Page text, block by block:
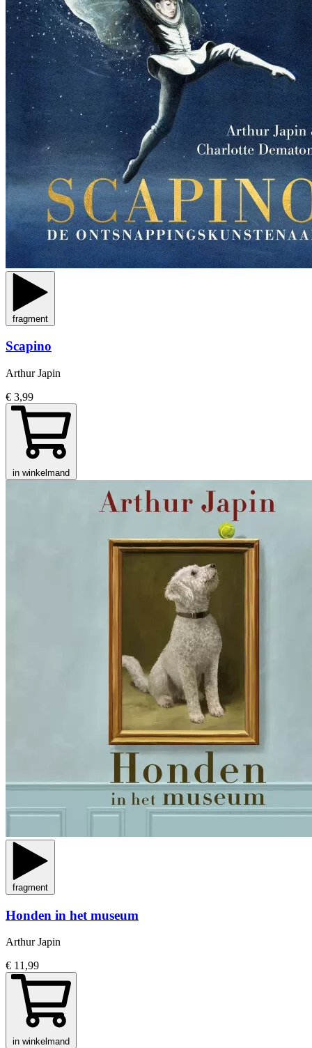
fragment
Scapino
Arthur Japin
€ 3,99
in winkelmand
fragment
Honden in het museum
Arthur Japin
€ 11,99
in winkelmand